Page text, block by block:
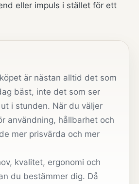
eller impuls i stället för ett
är nästan alltid det som
bäst, inte det som ser
i stunden. När du väljer
användning, hållbarhet och
mer prisvärda och mer
kvalitet, ergonomi och
du bestämmer dig. Då